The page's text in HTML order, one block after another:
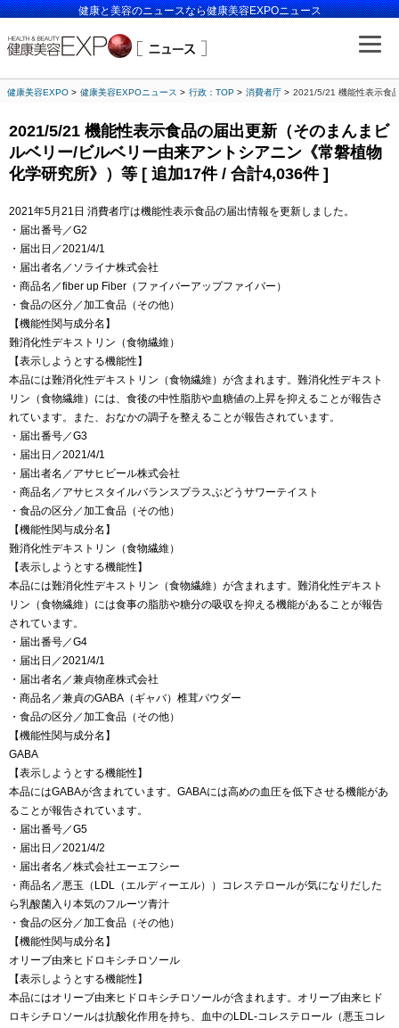
健康と美容のニュースなら健康美容EXPOニュース
健康美容EXPO 健康美容EXPOニュース 行政：TOP 消費者庁 2021/5/21 機能性表示食
2021/5/21 機能性表示食品の届出更新（そのまんまビ
ルベリー/ビルベリー由来アントシアニン《常磐植物
化学研究所》）等 [ 追加17件 / 合計4,036件 ]
2021年5月21日 消費者庁は機能性表示食品の届出情報を更新しました。
・届出番号／G2
・届出日／2021/4/1
・届出者名／ソライナ株式会社
・商品名／fiber up Fiber（ファイバーアップファイバー）
・食品の区分／加工食品（その他）
【機能性関与成分名】
難消化性デキストリン（食物繊維）
【表示しようとする機能性】
本品には難消化性デキストリン（食物繊維）が含まれます。難消化性デキスト
リン（食物繊維）には、食後の中性脂肪や血糖値の上昇を抑えることが報告さ
れています。また、おなかの調子を整えることが報告されています。
・届出番号／G3
・届出日／2021/4/1
・届出者名／アサヒビール株式会社
・商品名／アサヒスタイルバランスプラスぶどうサワーテイスト
・食品の区分／加工食品（その他）
【機能性関与成分名】
難消化性デキストリン（食物繊維）
【表示しようとする機能性】
本品には難消化性デキストリン（食物繊維）が含まれます。難消化性デキスト
リン（食物繊維）には食事の脂肪や糖分の吸収を抑える機能があることが報告
されています。
・届出番号／G4
・届出日／2021/4/1
・届出者名／兼貞物産株式会社
・商品名／兼貞のGABA（ギャバ）椎茸パウダー
・食品の区分／加工食品（その他）
【機能性関与成分名】
GABA
【表示しようとする機能性】
本品にはGABAが含まれています。GABAには高めの血圧を低下させる機能があ
ることが報告されています。
・届出番号／G5
・届出日／2021/4/2
・届出者名／株式会社エーエフシー
・商品名／悪玉（LDL（エルディーエル））コレステロールが気になりだした
ら乳酸菌入り本気のフルーツ青汁
・食品の区分／加工食品（その他）
【機能性関与成分名】
オリーブ由来ヒドロキシチロソール
【表示しようとする機能性】
本品にはオリーブ由来ヒドロキシチロソールが含まれます。オリーブ由来ヒド
ロキシチロソールは抗酸化作用を持ち、血中のLDL-コレステロール（悪玉コレ